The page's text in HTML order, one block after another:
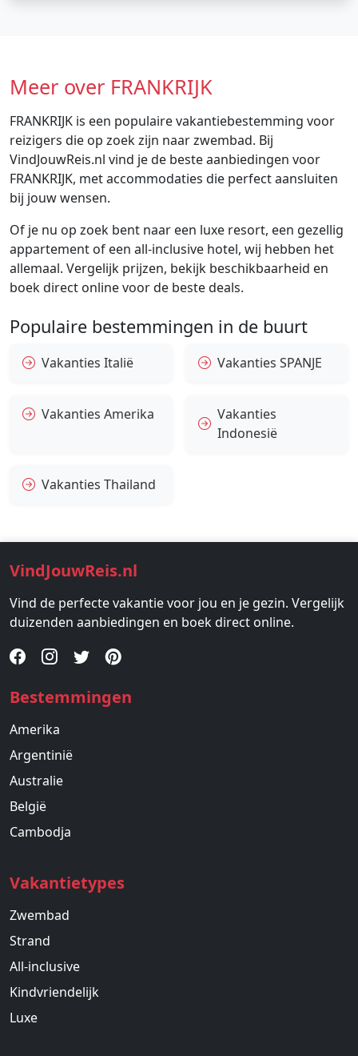
Meer over FRANKRIJK
FRANKRIJK is een populaire vakantiebestemming voor
reizigers die op zoek zijn naar zwembad. Bij
VindJouwReis.nl vind je de beste aanbiedingen voor
FRANKRIJK, met accommodaties die perfect aansluiten
bij jouw wensen.
Of je nu op zoek bent naar een luxe resort, een gezellig
appartement of een all-inclusive hotel, wij hebben het
allemaal. Vergelijk prijzen, bekijk beschikbaarheid en
boek direct online voor de beste deals.
Populaire bestemmingen in de buurt
Vakanties Italië Vakanties SPANJE
Vakanties Amerika
Vakanties
Indonesië
Vakanties Thailand
VindJouwReis.nl
Vind de perfecte vakantie voor jou en je gezin. Vergelijk
duizenden aanbiedingen en boek direct online.
Bestemmingen
Amerika
Argentinië
Australie
België
Cambodja
Vakantietypes
Zwembad
Strand
All-inclusive
Kindvriendelijk
Luxe